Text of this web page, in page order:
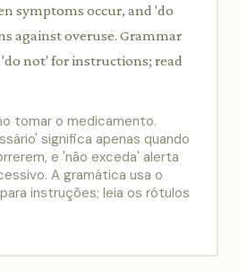
symptoms occur, and 'do
against overuse. Grammar
not' for instructions; read
tomar o medicamento.
significa apenas quando
e 'não exceda' alerta
A gramática usa o
instruções; leia os rótulos